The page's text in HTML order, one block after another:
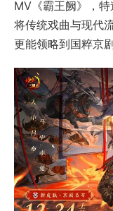
MV《霸王阙》，特
将传统戏曲与现代
更能领略到国粹京